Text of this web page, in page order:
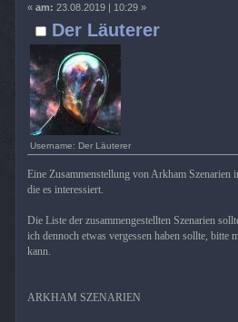
Der Läuterer
Username: Der Läuterer
« am: 23.08.2019 | 10:29 »
Eine Zusammenstellung von Arkham Szenarien
die es interessiert.
Die Liste der zusammengestellten Szenarien
ich dennoch etwas vergessen haben sollte, bitte
kann.
ARKHAM SZENARIEN